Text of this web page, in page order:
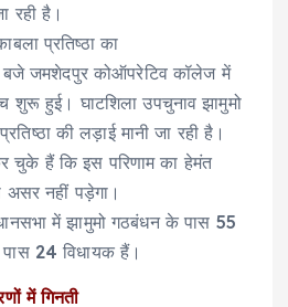
रही है।
प्रतिष्ठा का
जमशेदपुर कोऑपरेटिव कॉलेज में
शुरू हुई। घाटशिला उपचुनाव झामुमो
की लड़ाई मानी जा रही है।
चुके हैं कि इस परिणाम का हेमंत
असर नहीं पड़ेगा।
में झामुमो गठबंधन के पास 55
24 विधायक हैं।
में गिनती